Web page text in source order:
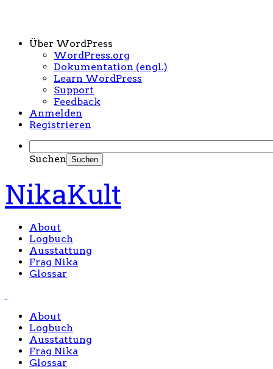
Über WordPress
WordPress.org
Dokumentation (engl.)
Learn WordPress
Support
Feedback
Anmelden
Registrieren
Suchen
NikaKult
About
Logbuch
Ausstattung
Frag Nika
Glossar
About
Logbuch
Ausstattung
Frag Nika
Glossar